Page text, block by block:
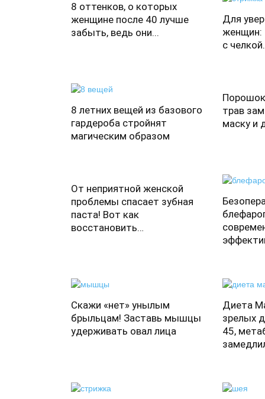
8 оттенков, о которых
женщине после 40 лучше
забыть, ведь они...
Для
женщин:
с
8 летних вещей из базового
гардероба стройнят
магическим образом
трав
маску и
От неприятной женской
проблемы спасает зубная
паста! Вот как
восстановить…
Скажи «нет» унылым
брыльцам! Заставь мышцы
удерживать овал лица
Диета
зрелых
45,